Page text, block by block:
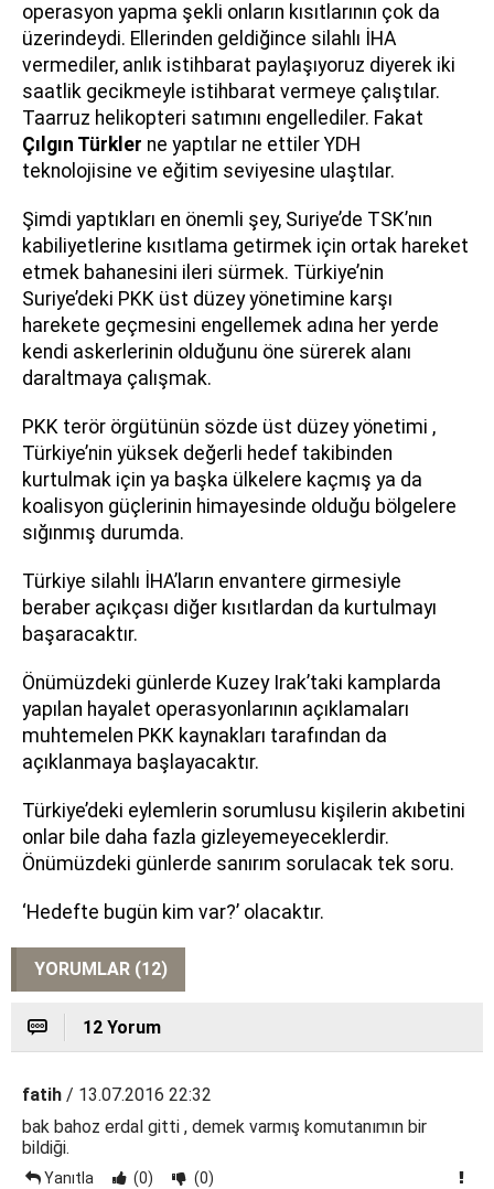
operasyon yapma şekli onların kısıtlarının çok da
üzerindeydi. Ellerinden geldiğince silahlı İHA
vermediler, anlık istihbarat paylaşıyoruz diyerek iki
saatlik gecikmeyle istihbarat vermeye çalıştılar.
Taarruz helikopteri satımını engellediler. Fakat
Çılgın Türkler ne yaptılar ne ettiler YDH
teknolojisine ve eğitim seviyesine ulaştılar.
Şimdi yaptıkları en önemli şey, Suriye’de TSK’nın
kabiliyetlerine kısıtlama getirmek için ortak hareket
etmek bahanesini ileri sürmek. Türkiye’nin
Suriye’deki PKK üst düzey yönetimine karşı
harekete geçmesini engellemek adına her yerde
kendi askerlerinin olduğunu öne sürerek alanı
daraltmaya çalışmak.
PKK terör örgütünün sözde üst düzey yönetimi ,
Türkiye’nin yüksek değerli hedef takibinden
kurtulmak için ya başka ülkelere kaçmış ya da
koalisyon güçlerinin himayesinde olduğu bölgelere
sığınmış durumda.
Türkiye silahlı İHA’ların envantere girmesiyle
beraber açıkçası diğer kısıtlardan da kurtulmayı
başaracaktır.
Önümüzdeki günlerde Kuzey Irak’taki kamplarda
yapılan hayalet operasyonlarının açıklamaları
muhtemelen PKK kaynakları tarafından da
açıklanmaya başlayacaktır.
Türkiye’deki eylemlerin sorumlusu kişilerin akıbetini
onlar bile daha fazla gizleyemeyeceklerdir.
Önümüzdeki günlerde sanırım sorulacak tek soru.
‘Hedefte bugün kim var?’ olacaktır.
YORUMLAR (12)
12 Yorum
fatih / 13.07.2016 22:32
bak bahoz erdal gitti , demek varmış komutanımın bir
bildiği.
Yanıtla (0) (0)